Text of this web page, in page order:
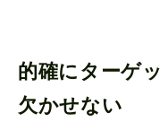
的確にターゲ
欠かせない